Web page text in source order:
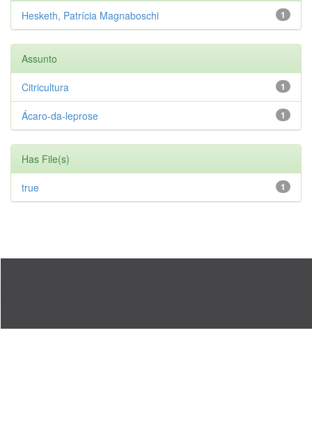
1
Hesketh, Patrícia Magnaboschi
Assunto
1
Citricultura
1
Ácaro-da-leprose
Has File(s)
1
true